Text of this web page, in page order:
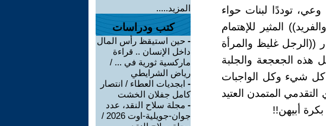
توددًا لبنات حواء
المثير للإهتمام
((الرجل غليظ والمرأة
هذه الجعجعة والجلبة
كل شيء وكل الواجبات
المتمدن العتيد
أبيهن!!
المزيد.....
كتب ودراسات
- حين استيقظ رأس المال
داخل الإنسان .. قراءة
ماركسية ثورية في ... /
رياض الشرايطي
- ابجديات العطاء / انتصار
كامل جفلان الخشت
- مجلة سلاح النقد، عدد
جوان-جويلية-اوت 2026 /